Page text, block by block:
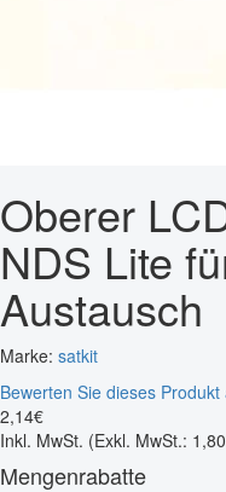
Oberer
NDS Lite
Austausch
Marke: satkit
Bewerten Sie dieses Produkt
2,14€
Inkl. MwSt. (Exkl. MwSt.:
Mengenrabatte